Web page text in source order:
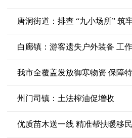
唐洞街道：排查 “九小场所” 筑
白廊镇：游客遗失户外装备 工
我市全覆盖发放御寒物资 保障
州门司镇：土法榨油促增收
优质苗木送一线 精准帮扶暖移民